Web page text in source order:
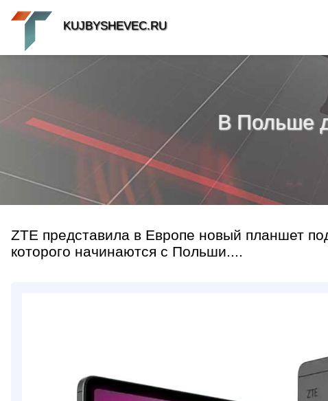
В Польше
ZTE представила в Европе новый планшет
которого начинаются с Польши....
KUJBYSHEVEC.RU